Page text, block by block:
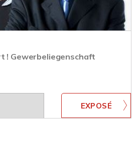
! Gewerbeliegenschaft